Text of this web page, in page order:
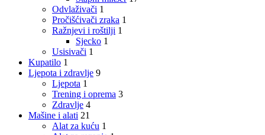
Odvlaživači 1
Pročišćivači zraka 1
Ražnjevi i roštilji 1
Sjecko 1
Usisivači 1
Kupatilo 1
Ljepota i zdravlje 9
Ljepota 1
Trening i oprema 3
Zdravlje 4
Mašine i alati 21
Alat za kuću 1